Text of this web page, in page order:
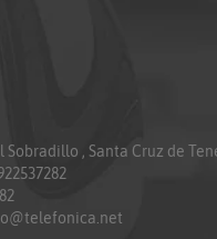
Sobradillo , Santa Cruz de